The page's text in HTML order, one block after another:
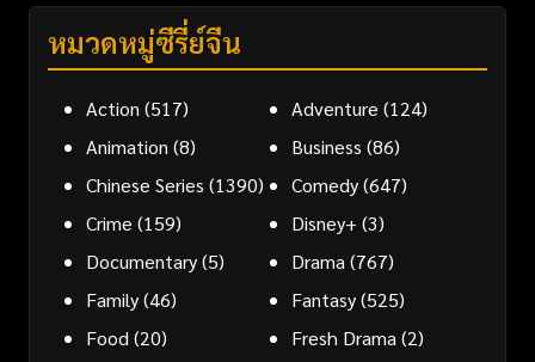
หมวดหมู่ซีรี่ย์จีน
Action (517) Adventure (124)
Animation (8) Business (86)
Chinese Series (1390) Comedy(647)
Crime (159) Disney+ (3)
Documentary(5) Drama (767)
Family(46) Fantasy(525)
Food (20) Fresh Drama (2)